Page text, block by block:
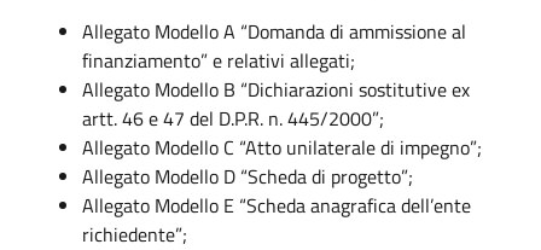
Allegato Modello A “Domanda di ammissione al
finanziamento” e relativi allegati;
Allegato Modello B “Dichiarazioni sostitutive ex
artt. 46 e 47 del D.P.R. n. 445/2000”;
Allegato Modello C “Atto unilaterale di impegno”;
Allegato Modello D “Scheda di progetto”;
Allegato Modello E “Scheda anagrafica dell’ente
richiedente”;